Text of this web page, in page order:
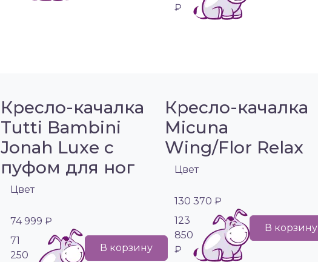
₽
Кресло-качалка
Tutti Bambini
Jonah Luxe с
пуфом для ног
Цвет
74 999 ₽
71
250
В корзину
Кресло-качалка
Micuna
Wing/Flor Relax
Цвет
130 370 ₽
123
850
₽
В корзину